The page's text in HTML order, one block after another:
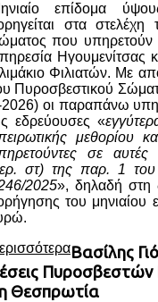
επίδομα
στα στελέχη
που υπηρετούν
Ηγουμενίτσας
Φιλιατών. Με
Πυροσβεστικού
οι παραπάνω
εδρεύουσες «
μεθορίου
σε αυτές
στ) της παρ. 1
2025», δηλαδή στη
του μηνιαίου
Βασίλης
Πυροσβεστών
Θεσπρωτία